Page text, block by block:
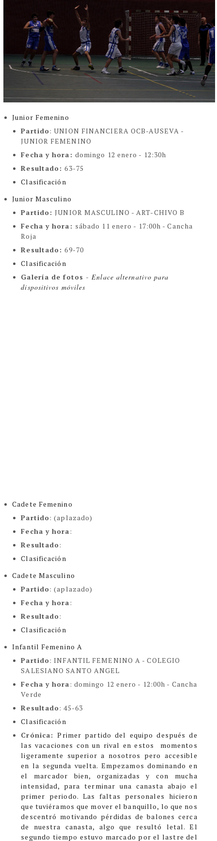
Junior Femenino
Partido:UNION FINANCIERA OCB-AUSEVA -
JUNIOR FEMENINO
Fecha y hora : domingo 12 enero - 12:30h
Resultado :63-75
Clasificación
Junior Masculino
Partido :JUNIOR MASCULINO - ART-CHIVO B
Fecha y hora: sábado 11 enero - 17:00h - Cancha
Roja
Resultado :69-70
Clasificación
Galería de fotos - Enlace alternativo para
dispositivos móviles
Cadete Femenino
Partido: (aplazado)
Fecha y hora:
Resultado:
Clasificación
Cadete Masculino
Partido: (aplazado)
Fecha y hora:
Resultado:
Clasificación
Infantil Femenino A
Partido: INFANTIL FEMENINO A -COLEGIO
SALESIANO SANTO ANGEL
Fecha y hora: domingo 12 enero - 12:00h - Cancha
Verde
Resultado: 45-63
Clasificación
Crónica:Primer partido del equipo después de
las vacaciones con un rival en estos momentos
ligeramente superior a nosotros pero accesible
en la segunda vuelta. Empezamos dominando en
el marcador bien, organizadas y con mucha
intensidad, para terminar una canasta abajo el
primer periodo. Las faltas personales hicieron
que tuviéramos que mover el banquillo, lo que nos
descentró motivando pérdidas de balones cerca
de nuestra canasta, algo que resultó letal. El
segundo tiempo estuvo marcado por el lastre del